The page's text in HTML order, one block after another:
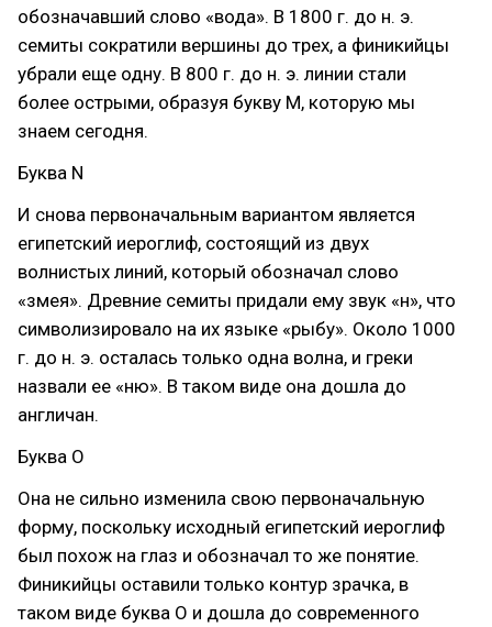
обозначавший слово «вода». В 1800 г. до н. э.
семиты сократили вершины до трех, а финикийцы
убрали еще одну. В 800 г. до н. э. линии стали
более острыми, образуя букву М, которую мы
знаем сегодня.
Буква N
И снова первоначальным вариантом является
египетский иероглиф, состоящий из двух
волнистых линий, который обозначал слово
«змея». Древние семиты придали ему звук «н», что
символизировало на их языке «рыбу». Около 1000
г. до н. э. осталась только одна волна, и греки
назвали ее «ню». В таком виде она дошла до
англичан.
Буква O
Она не сильно изменила свою первоначальную
форму, поскольку исходный египетский иероглиф
был похож на глаз и обозначал то же понятие.
Финикийцы оставили только контур зрачка, в
таком виде буква О и дошла до современного